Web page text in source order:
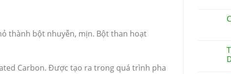
thành bột nhuyễn, mịn. Bột than hoạt
Carbon. Được tạo ra trong quá trình pha